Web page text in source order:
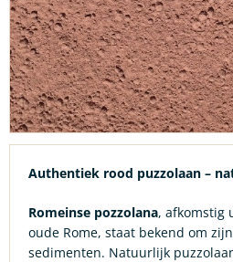
Authentiek rood puzzolaan –
Romeinse pozzolana, afkomstig
oude Rome, staat bekend om
sedimenten. Natuurlijk